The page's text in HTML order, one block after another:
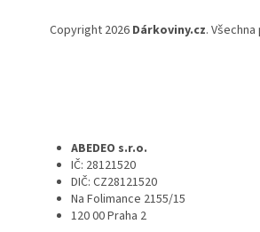
Copyright 2026 Dárkoviny.cz.
ABEDEO s.r.o.
IČ: 28121520
DIČ: CZ28121520
Na Folimance 2155/15
120 00 Praha 2